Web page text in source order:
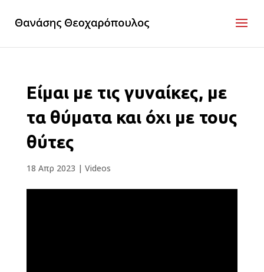
Είμαι με τις γυναίκες, με
τα θύματα και όχι με τους
θύτες
18 Απρ 2023 | Videos